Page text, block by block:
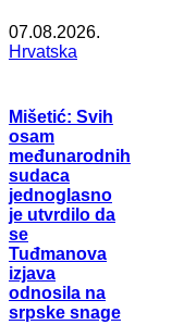
07.08.2026.
Hrvatska
Mišetić: Svih
osam
međunarodnih
sudaca
jednoglasno
je utvrdilo da
se
Tuđmanova
izjava
odnosila na
srpske snage